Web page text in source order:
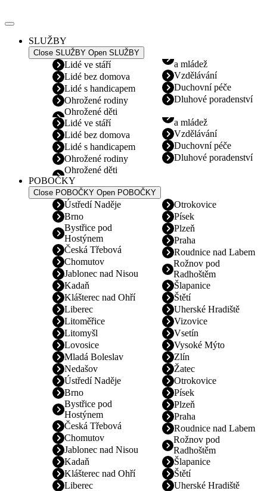
k
SLUŽBY
Close SLUŽBY Open SLUŽBY
Lidé ve stáří
Lidé bez domova
Lidé s handicapem
Ohrožené rodiny
Ohrožené děti
a mládež
Vzdělávání
Duchovní péče
Dluhové poradenství
Lidé ve stáří
Lidé bez domova
Lidé s handicapem
Ohrožené rodiny
Ohrožené děti
a mládež
Vzdělávání
Duchovní péče
Dluhové poradenství
POBOČKY
Close POBOČKY Open POBOČKY
Ústředí Naděje
Brno
Bystřice pod
Hostýnem
Česká Třebová
Chomutov
Jablonec nad Nisou
Kadaň
Klášterec nad Ohří
Liberec
Litoměřice
Litomyšl
Lovosice
Mladá Boleslav
Nedašov
Otrokovice
Písek
Plzeň
Praha
Roudnice nad Labem
Rožnov pod
Radhoštěm
Šlapanice
Štětí
Uherské Hradiště
Vizovice
Vsetín
Vysoké Mýto
Zlín
Žatec
Ústředí Naděje
Brno
Bystřice pod
Hostýnem
Česká Třebová
Chomutov
Jablonec nad Nisou
Kadaň
Klášterec nad Ohří
Liberec
Otrokovice
Písek
Plzeň
Praha
Roudnice nad Labem
Rožnov pod
Radhoštěm
Šlapanice
Štětí
Uherské Hradiště